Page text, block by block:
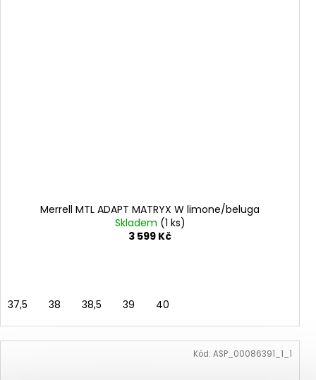
Merrell MTL ADAPT MATRYX W limone/beluga
Skladem (1 ks)
3 599 Kč
37,5 38 38,5 39 40
Kód: ASP_00086391_1_1